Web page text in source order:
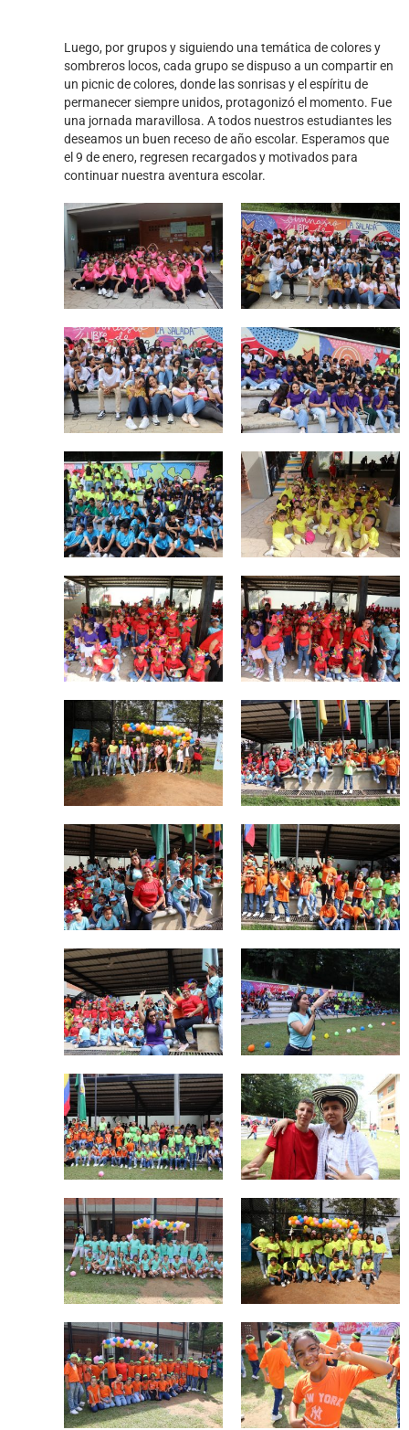
Luego, por grupos y siguiendo una temática de colores y
sombreros locos, cada grupo se dispuso a un compartir en
un picnic de colores, donde las sonrisas y el espíritu de
permanecer siempre unidos, protagonizó el momento. Fue
una jornada maravillosa. A todos nuestros estudiantes les
deseamos un buen receso de año escolar. Esperamos que
el 9 de enero, regresen recargados y motivados para
continuar nuestra aventura escolar.